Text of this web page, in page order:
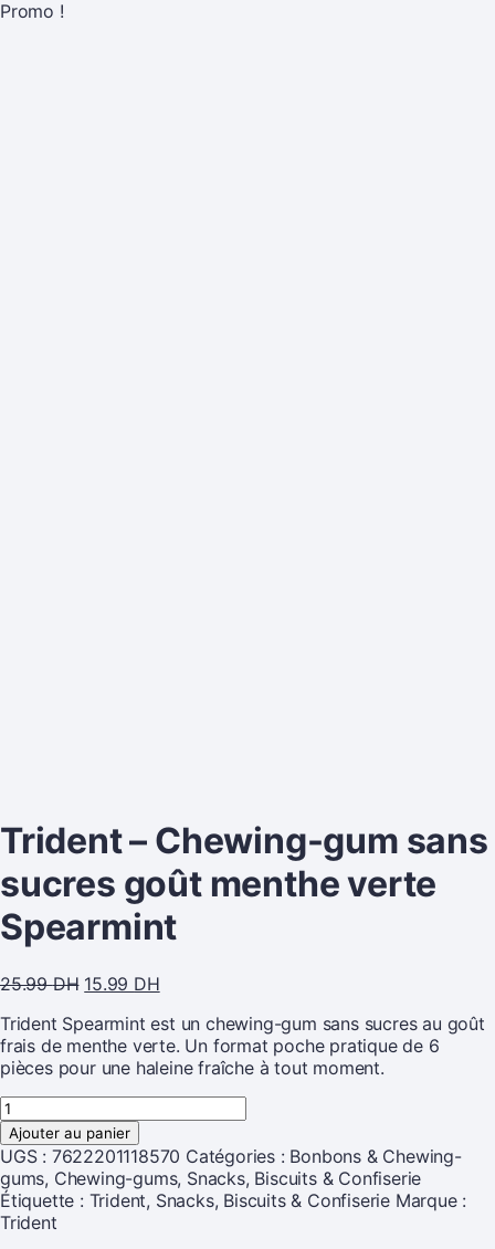
Promo !
Trident – Chewing-gum sans
sucres goût menthe verte
Spearmint
25.99DH 15.99 DH
Trident Spearmint est un chewing-gum sans sucres au goût
frais de menthe verte. Un format poche pratique de 6
pièces pour une haleine fraîche à tout moment.
Ajouter au panier
UGS : 7622201118570 Catégories : Bonbons & Chewing-
gums, Chewing-gums, Snacks, Biscuits & Confiserie
Étiquette : Trident, Snacks, Biscuits & Confiserie Marque :
Trident